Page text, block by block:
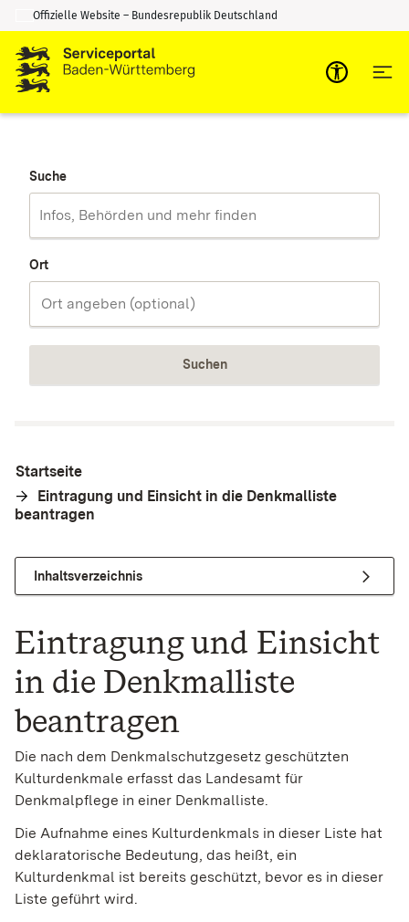
Zum Inhalt springen
Zur Suche springen
Offizielle Website – Bundesrepublik Deutschland
Suche
Ort
Suchen
Startseite
Eintragung und Einsicht in die Denkmalliste
beantragen
Inhaltsverzeichnis
Eintragung und Einsicht
in die Denkmalliste
beantragen
Die nach dem Denkmalschutzgesetz geschützten
Kulturdenkmale erfasst das Landesamt für
Denkmalpflege in einer Denkmalliste.
Die Aufnahme eines Kulturdenkmals in dieser Liste hat
deklaratorische Bedeutung, das heißt, ein
Kulturdenkmal ist bereits geschützt, bevor es in dieser
Liste geführt wird.